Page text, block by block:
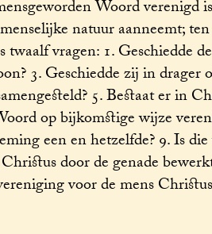
Woord verenigd
natuur aanneemt;
vragen: 1. Geschiedde
3. Geschiedde zij in drager
5. Bestaat er in
op bijkomstige wijze
een en hetzelfde? 9. Is
door de genade
voor de mens